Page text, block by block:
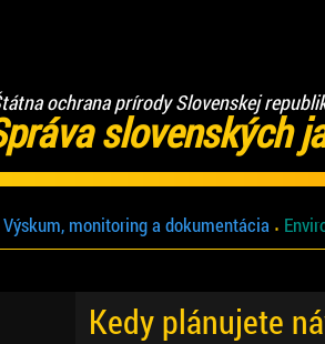
ochrana prírody Slovenskej
slovenských
Výskum, monitoring a dokumentácia
Kedy plánujete